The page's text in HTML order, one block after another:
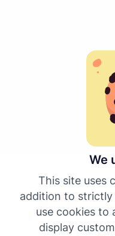
We
This site uses
addition to strictly
use cookies to
display
14 dienu
Pievienojies
vienkāršojuši ar
transportlīdzekļiem)